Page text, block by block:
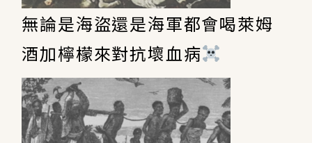
無論是海盜還是海軍都會喝萊姆
酒加檸檬來對抗壞血病